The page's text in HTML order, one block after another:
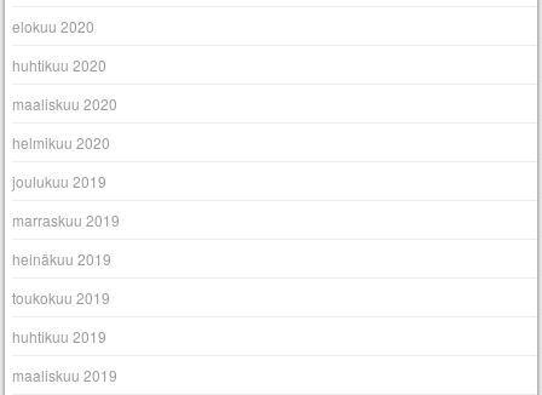
elokuu 2020
huhtikuu 2020
maaliskuu 2020
helmikuu 2020
joulukuu 2019
marraskuu 2019
heinäkuu 2019
toukokuu 2019
huhtikuu 2019
maaliskuu 2019